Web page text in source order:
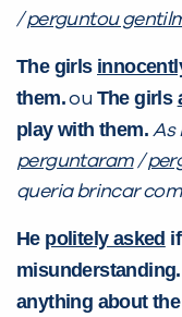
/perguntou
The girls
them.ou The girls
play with them. As
perguntaram/
queria brincar com
He politely asked
anything about